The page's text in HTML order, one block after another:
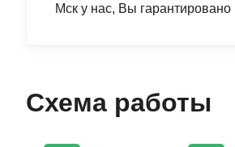
Мск у нас, Вы
Схема работы